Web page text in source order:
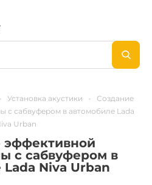
- Установка акустики -
Создание
с сабвуфером в автомобиле Lada
Urban
эффективной
с сабвуфером в
Niva Urban